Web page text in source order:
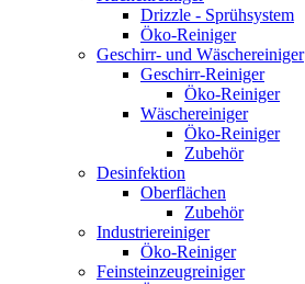
Drizzle - Sprühsystem
Öko-Reiniger
Geschirr- und Wäschereiniger
Geschirr-Reiniger
Öko-Reiniger
Wäschereiniger
Öko-Reiniger
Zubehör
Desinfektion
Oberflächen
Zubehör
Industriereiniger
Öko-Reiniger
Feinsteinzeugreiniger